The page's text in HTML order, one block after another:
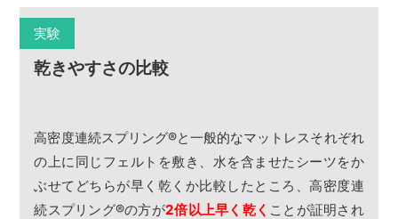
実験
乾きやすさの比較
高密度連続スプリング®と一般的なマットレスそれぞれ
の上に同じフェルトを敷き、水を含ませたシーツをか
ぶせてどちらが早く乾くか比較したところ、高密度連
続スプリング®の方が2倍以上早く乾く ことが証明され